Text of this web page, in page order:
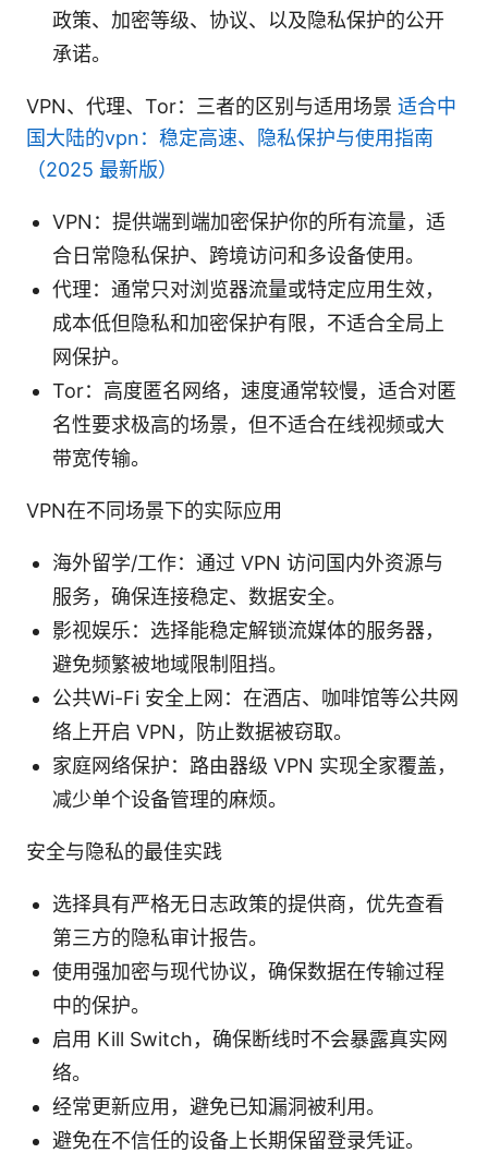
政策、加密等级、协议、以及隐私保护的公开
承诺。
VPN、代理、Tor：三者的区别与适用场景 适合中
国大陆的vpn：稳定高速、隐私保护与使用指南
（2025 最新版）
VPN：提供端到端加密保护你的所有流量，适
合日常隐私保护、跨境访问和多设备使用。
代理：通常只对浏览器流量或特定应用生效，
成本低但隐私和加密保护有限，不适合全局上
网保护。
Tor：高度匿名网络，速度通常较慢，适合对匿
名性要求极高的场景，但不适合在线视频或大
带宽传输。
VPN在不同场景下的实际应用
海外留学/工作：通过 VPN 访问国内外资源与
服务，确保连接稳定、数据安全。
影视娱乐：选择能稳定解锁流媒体的服务器，
避免频繁被地域限制阻挡。
公共Wi-Fi 安全上网：在酒店、咖啡馆等公共网
络上开启 VPN，防止数据被窃取。
家庭网络保护：路由器级 VPN 实现全家覆盖，
减少单个设备管理的麻烦。
安全与隐私的最佳实践
选择具有严格无日志政策的提供商，优先查看
第三方的隐私审计报告。
使用强加密与现代协议，确保数据在传输过程
中的保护。
启用 Kill Switch，确保断线时不会暴露真实网
络。
经常更新应用，避免已知漏洞被利用。
避免在不信任的设备上长期保留登录凭证。